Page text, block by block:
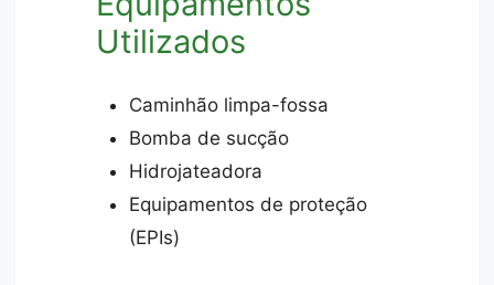
Utilizados
Caminhão limpa-fossa
Bomba de sucção
Hidrojateadora
Equipamentos de proteção
(EPIs)